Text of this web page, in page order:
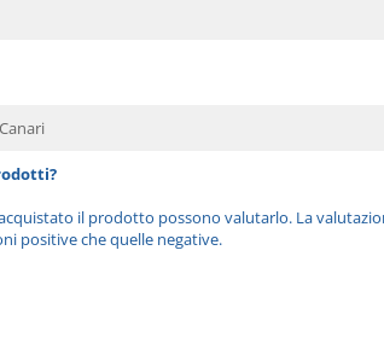
Canari
il prodotto possono valutarlo. La
positive che quelle negative.